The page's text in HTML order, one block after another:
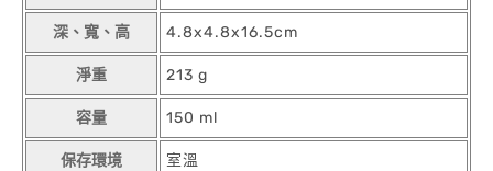
深、寬、高 4.8x4.8x16.5cm
淨重 213 g
容量 150 ml
保存環境 室溫